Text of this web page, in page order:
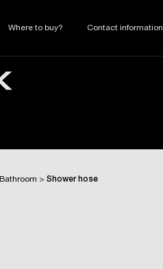
Where to buy? Contact information
Bathroom > Shower hose